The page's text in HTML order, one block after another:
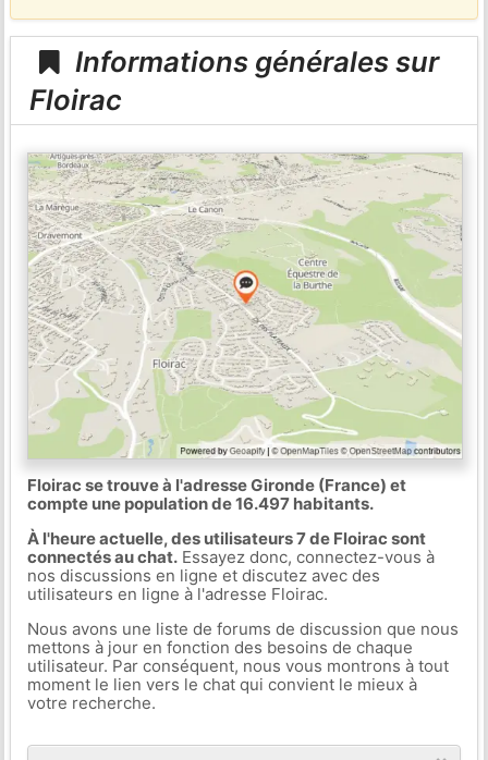
Informations générales sur
Floirac
Floirac se trouve à l'adresse Gironde (France) et
compte une population de 16.497 habitants.
À l'heure actuelle, des utilisateurs 7 de Floirac sont
connectés au chat.Essayez donc, connectez-vous à
nos discussions en ligne et discutez avec des
utilisateurs en ligne à l'adresse Floirac.
Nous avons une liste de forums de discussion que nous
mettons à jour en fonction des besoins de chaque
utilisateur. Par conséquent, nous vous montrons à tout
moment le lien vers le chat qui convient le mieux à
votre recherche.